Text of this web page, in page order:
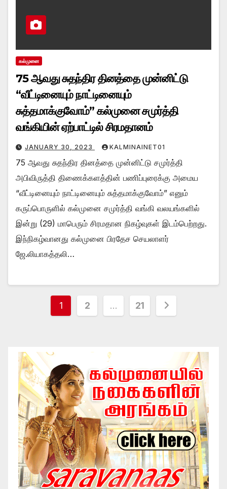
கல்முனை
75 ஆவது சுதந்திர தினத்தை முன்னிட்டு
“வீட்டினையும் நாட்டினையும்
சுத்தமாக்குவோம்” கல்முனை சமுர்த்தி
வங்கியின் ஏற்பாட்டில் சிரமதானம்
JANUARY 30, 2023 KALMINAINET01
75 ஆவது சுதந்திர தினத்தை முன்னிட்டு சமுர்த்தி
அபிவிருத்தி திணைக்களத்தின் பணிப்புரைக்கு அமைய
“வீட்டினையும் நாட்டினையும் சுத்தமாக்குவோம்” எனும்
கருப்பொருளில் கல்முனை சமுர்த்தி வங்கி வலயங்களில்
இன்று (29) மாபெரும் சிரமதான நிகழ்வுகள் இடம்பெற்றது.
இந்நிகழ்வானது கல்முனை பிரதேச செயலாளர்
ஜே.லியாகத்தலி…
Posts
1 2 … 21